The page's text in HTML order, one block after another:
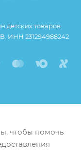
детских товаров.
ИНН 231294988242
чтобы помочь